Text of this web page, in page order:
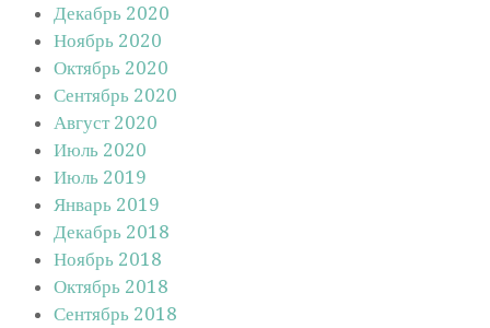
Декабрь 2020
Ноябрь 2020
Октябрь 2020
Сентябрь 2020
Август 2020
Июль 2020
Июль 2019
Январь 2019
Декабрь 2018
Ноябрь 2018
Октябрь 2018
Сентябрь 2018